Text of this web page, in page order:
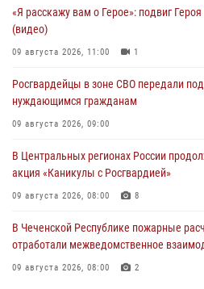
«Я расскажу вам о Герое»: подвиг
(видео)
09 августа 2026, 11:00 1
Росгвардейцы в зоне СВО передали
нуждающимся гражданам
09 августа 2026, 09:00
В Центральных регионах России
акция «Каникулы с Росгвардией»
09 августа 2026, 08:00 8
В Чеченской Республике пожарные
отработали межведомственное
09 августа 2026, 08:00 2